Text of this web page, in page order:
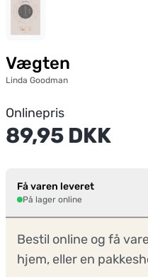
Vægten
Linda Goodman
Onlinepris
89,95 DKK
Få varen leveret
På lager online
Bestil online og få
hjem, eller en